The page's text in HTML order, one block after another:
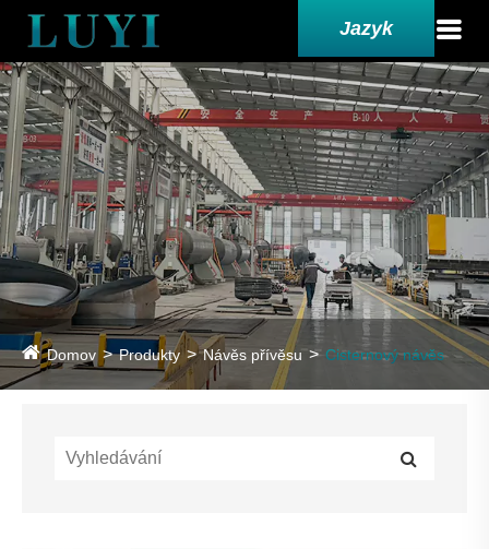
Jazyk
Domov Produkty Návěs přívěsu Cisternový návěs